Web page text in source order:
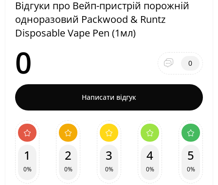
Відгуки про Вейп-пристрій порожній
одноразовий Packwood & Runtz
Disposable Vape Pen (1мл)
0 0
Написати відгук
1
0%
2
0%
3
0%
4
0%
5
0%